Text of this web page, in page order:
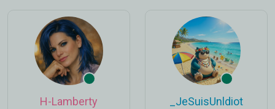
H-Lamberty _JeSuisUnldiot